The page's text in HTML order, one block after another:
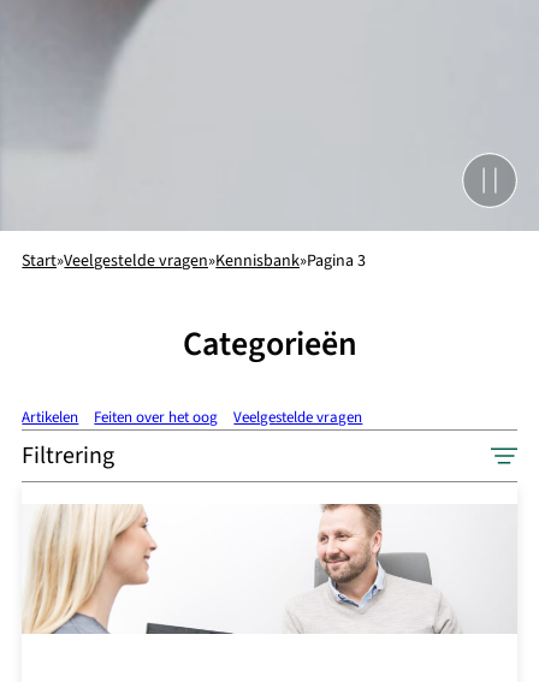
Start»Veelgestelde vragen»Kennisbank»Pagina 3
Categorieën
Artikelen Feiten over het oog Veelgestelde vragen
Filtrering